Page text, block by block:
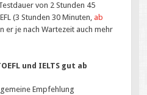
von 2 Stunden 45
(3 Stunden 30 Minuten,ab
er je nach Wartezeit auch mehr
und IELTS gut ab
Empfehlung